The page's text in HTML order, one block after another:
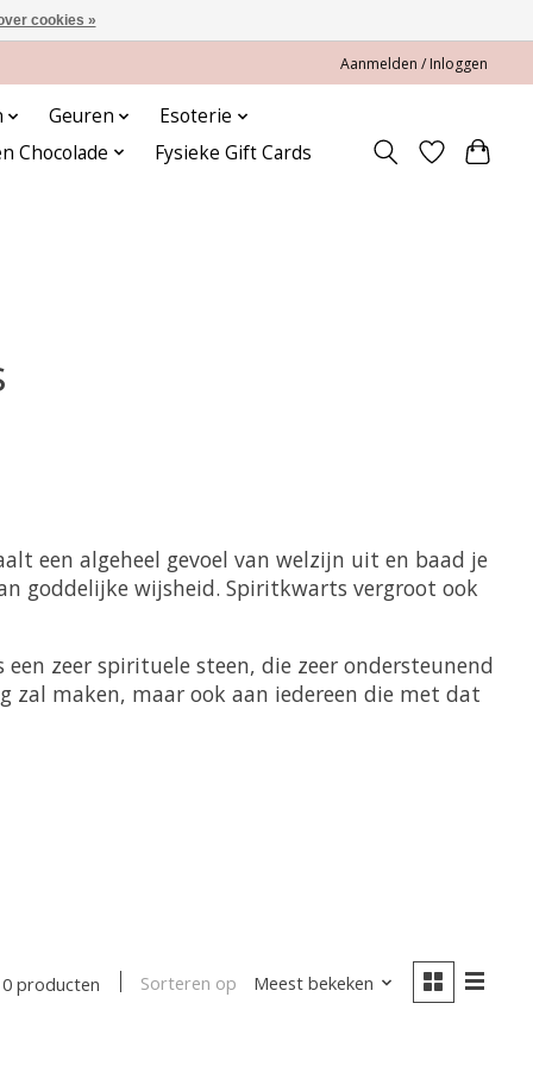
Aanmelden / Inloggen
Geuren
Esoterie
Chocolade
Fysieke Gift Cards
een algeheel gevoel van welzijn uit en baad je
goddelijke wijsheid. Spiritkwarts vergroot ook
zeer spirituele steen, die zeer ondersteunend
zal maken, maar ook aan iedereen die met dat
0 producten Sorteren op Meest bekeken
cookies »